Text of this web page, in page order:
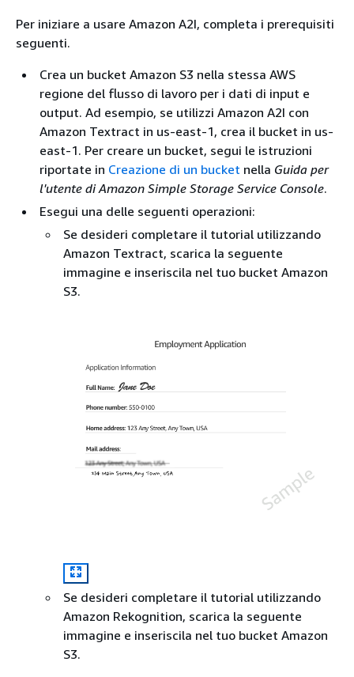
Per iniziare a usare Amazon A2I, completa i prerequisiti
seguenti.
Crea un bucket Amazon S3 nella stessa AWS
regione del flusso di lavoro per i dati di input e
output. Ad esempio, se utilizzi Amazon A2I con
Amazon Textract in us-east-1, crea il bucket in us-
east-1. Per creare un bucket, segui le istruzioni
riportate in Creazione di un bucket nella Guida per
l'utente di Amazon Simple Storage Service Console.
Esegui una delle seguenti operazioni:
Se desideri completare il tutorial utilizzando
Amazon Textract, scarica la seguente
immagine e inseriscila nel tuo bucket Amazon
S3.
Se desideri completare il tutorial utilizzando
Amazon Rekognition, scarica la seguente
immagine e inseriscila nel tuo bucket Amazon
S3.